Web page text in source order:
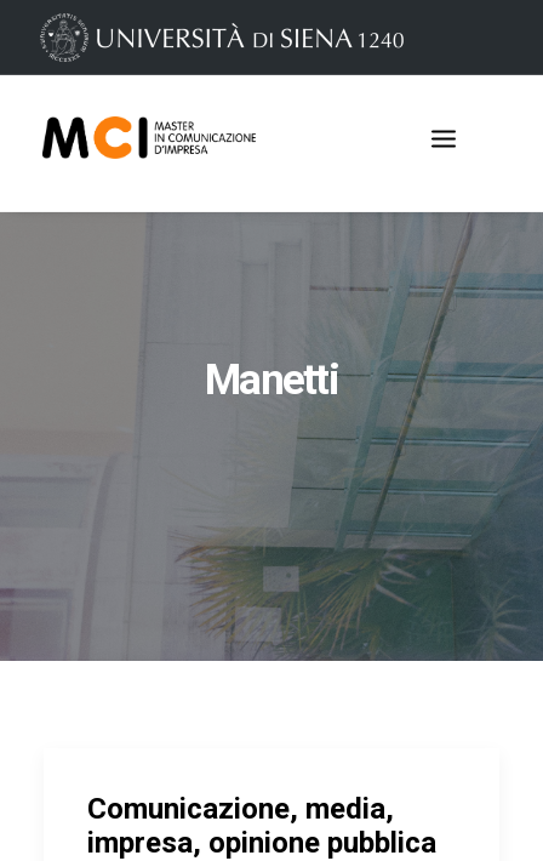
Iscrizioni
Manetti
Comunicazione, media,
impresa, opinione pubblica